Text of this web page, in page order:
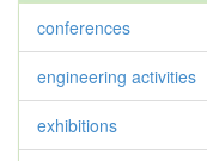
conferences
engineering activities
exhibitions